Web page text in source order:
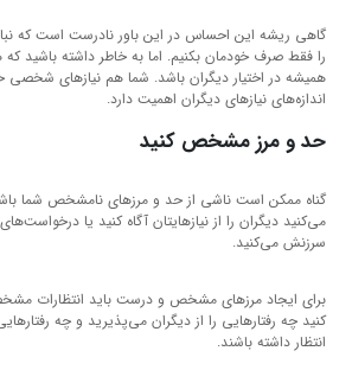
گاهی ریشه این احساس در این باور نادرست است که
را فقط صرف خودمان بکنیم. اما به خاطر داشته باشید
همیشه در اختیار دیگران باشد. شما هم نیازهای شخصی
اندازه‌های نیازهای دیگران اهمیت دارد.
حد و مرز مشخص کنید
گناه ممکن است ناشی از حد و مرزهای نامشخص شما
می‌کنید دیگران را از نیازهایتان آگاه کنید یا
سرزنش می‌کنید.
برای ایجاد مرزهای مشخص و درست باید انتظارات
کنید چه رفتارهایی را از دیگران می‌پذیرید و چه
انتظار داشته باشند.